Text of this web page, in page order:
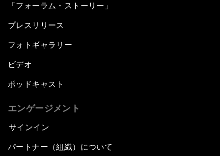
「フォーラム・ストーリー」
プレスリリース
フォトギャラリー
ビデオ
ポッドキャスト
エンゲージメント
サインイン
パートナー（組織）について